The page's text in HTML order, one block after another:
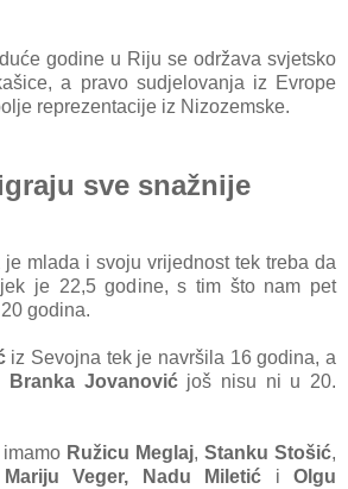
godine u Riju se održava svjetsko
a pravo sudjelovanja iz Evrope
reprezentacije iz Nizozemske.
sve snažnije
mlada i svoju vrijednost tek treba da
je 22,5 godine, s tim što nam pet
godina.
iz Sevojna tek je navršila 16 godina, a
Branka Jovanovićjoš nisu ni u 20.
Ružicu Meglaj, Stanku Stošić,
Veger, Nadu Miletić iOlgu